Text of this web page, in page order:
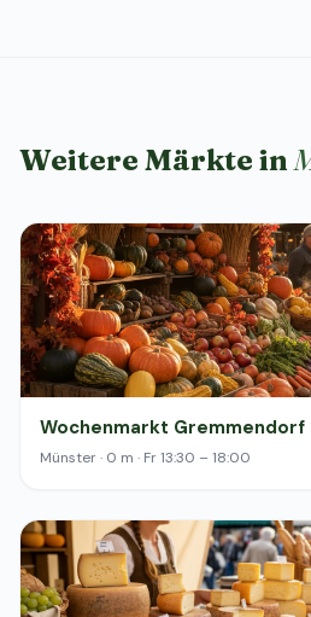
Weitere Märkte in
Wochenmarkt Gremmendorf
Münster · 0 m · Fr 13:30 – 18:00